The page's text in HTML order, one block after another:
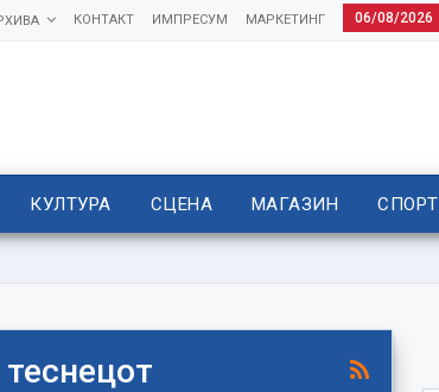
06/08/2026
МАРКЕТИНГ
ИМПРЕСУМ
КОНТАКТ
КУЛТУРА СЦЕНА МАГАЗИН СПОРТ